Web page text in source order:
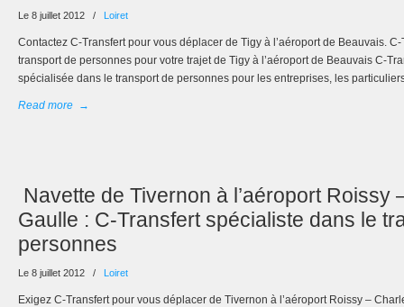
Le 8 juillet 2012 / Loiret
Contactez C-Transfert pour vous déplacer de Tigy à l’aéroport de Beauvais.
transport de personnes pour votre trajet de Tigy à l’aéroport de Beauvais C-
spécialisée dans le transport de personnes pour les entreprises, les
Read more →
Navette de Tivernon à l’aéroport Roissy
Gaulle : C-Transfert spécialiste dans le
personnes
Le 8 juillet 2012 / Loiret
Exigez C-Transfert pour vous déplacer de Tivernon à l’aéroport Roissy –